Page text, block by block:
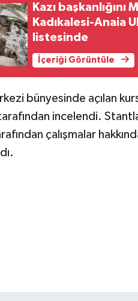
Kazı başkanlığını
Kadıkalesi-Anaia
listesinde
İçeriği Görüntüle
bünyesinde açılan
incelendi.
çalışmalar